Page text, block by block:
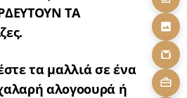
ΤΑ
τα μαλλιά σε ένα
αλογοουρά ή